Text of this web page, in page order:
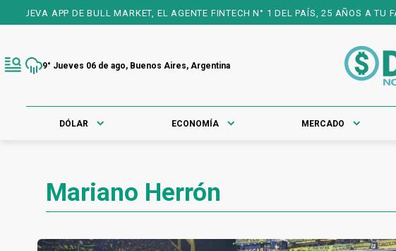
APP DE BULL MARKET, EL AGENTE FINTECH N° 1 DEL PAÍS, 25 AÑOS A TU FAVOR
9° Jueves 06 de ago, Buenos Aires, Argentina
DÓLAR ECONOMÍA MERCADO
Mariano Herrón